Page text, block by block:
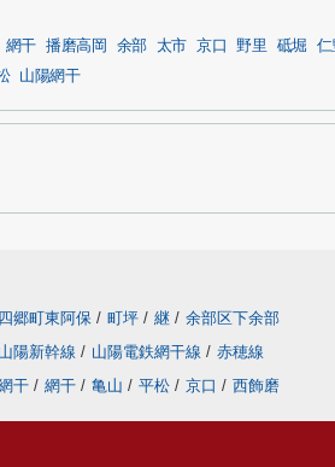
網干 播磨高岡 余部 太市 京口 野里 砥堀 仁
山陽網干
四郷町東阿保 / 町坪 / 継 / 余部区下余部
山陽新幹線 / 山陽電鉄網干線 / 赤穂線
干 / 網干 / 亀山 / 平松 / 京口 / 西飾磨